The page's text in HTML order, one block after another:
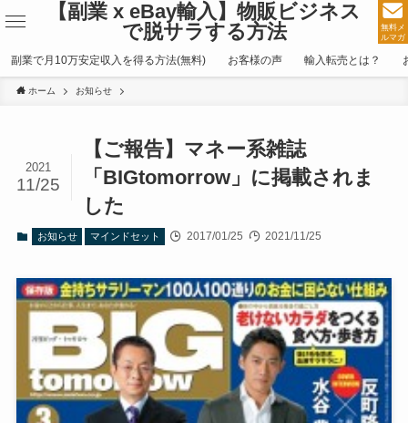
【副業 x eBay輸入】物販ビジネス
で脱サラする方法
無料メ
ルマガ
副業で月10万安定収入を得る方法(無料) お客様の声 輸入転売とは？
ホーム お知らせ
【ご報告】マネー系雑誌
「BIGtomorrow」に掲載されま
した
2021
11/25
お知らせ マインドセット 2017/01/25 2021/11/25